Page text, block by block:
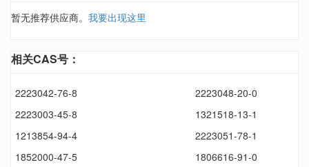
暂无推荐供应商。 我要出现这里
相关CAS号：
2223042-76-8
2223048-20-0
2223003-45-8
1321518-13-1
1213854-94-4
2223051-78-1
1852000-47-5
1806616-91-0